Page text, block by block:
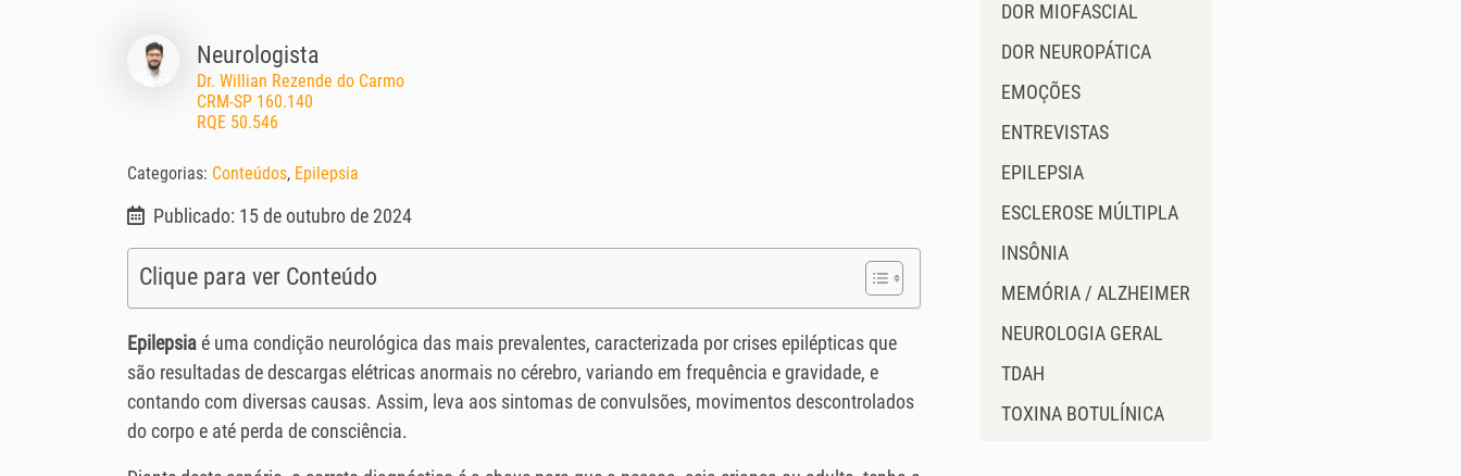
Neurologista
Dr. Willian Rezende do Carmo
CRM-SP 160.140
RQE 50.546
Categorias: Conteúdos, Epilepsia
Publicado: 15 de outubro de 2024
Clique para ver Conteúdo
Epilepsia é uma condição neurológica das mais prevalentes, caracterizada por crises epilépticas que
são resultadas de descargas elétricas anormais no cérebro, variando em frequência e gravidade, e
contando com diversas causas. Assim, leva aos sintomas de convulsões, movimentos descontrolados
do corpo e até perda de consciência.
DOR MIOFASCIAL
DOR NEUROPÁTICA
EMOÇÕES
ENTREVISTAS
EPILEPSIA
ESCLEROSE MÚLTIPLA
INSÔNIA
MEMÓRIA / ALZHEIMER
NEUROLOGIA GERAL
TDAH
TOXINA BOTULÍNICA